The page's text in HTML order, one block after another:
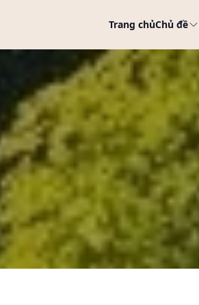
Trang chủChủ đề